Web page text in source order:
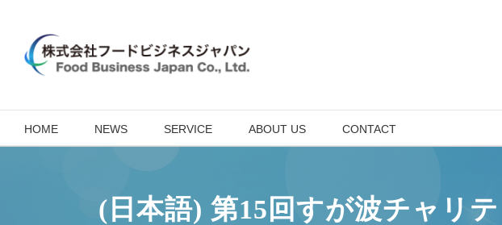
content
HOME NEWS SERVICE ABOUT US CONTACT
(日本語) 第15回すが波チャリテ